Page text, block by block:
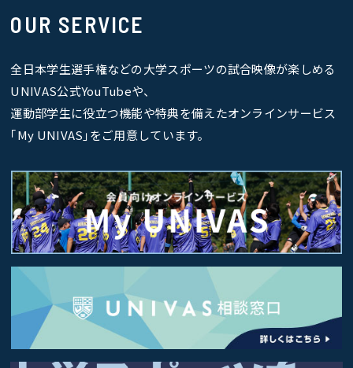
OUR SERVICE
全日本学生選手権などの大学スポーツの試合映像が楽しめる
UNIVAS公式YouTubeや、
運動部学生に役立つ機能や特典を備えたオンラインサービス
｢My UNIVAS｣をご用意しています。